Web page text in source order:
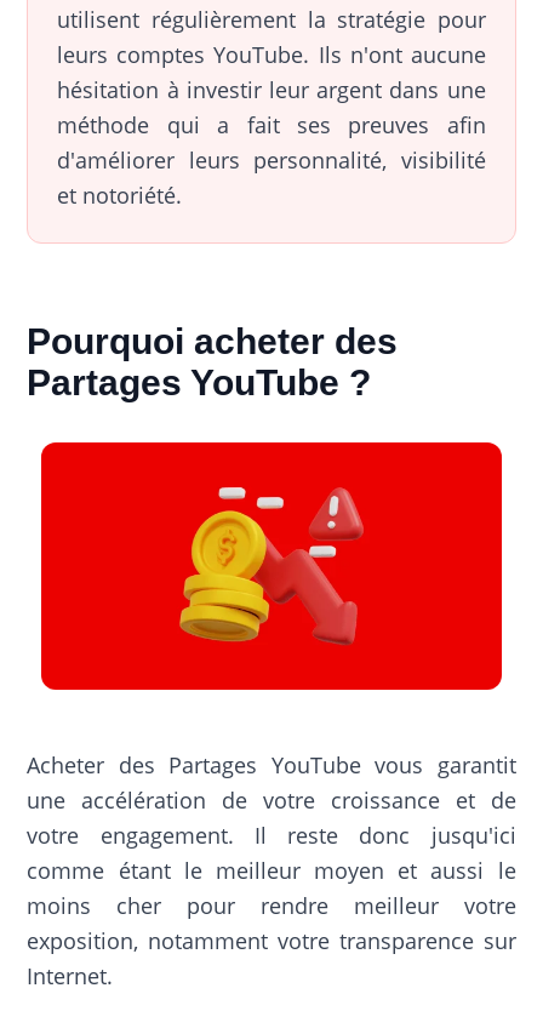
utilisent régulièrement la stratégie pour
leurs comptes YouTube. Ils n'ont aucune
hésitation à investir leur argent dans une
méthode qui a fait ses preuves afin
d'améliorer leurs personnalité, visibilité
et notoriété.
Pourquoi acheter des
Partages YouTube ?
Acheter des Partages YouTube vous garantit
une accélération de votre croissance et de
votre engagement. Il reste donc jusqu'ici
comme étant le meilleur moyen et aussi le
moins cher pour rendre meilleur votre
exposition, notamment votre transparence sur
Internet.